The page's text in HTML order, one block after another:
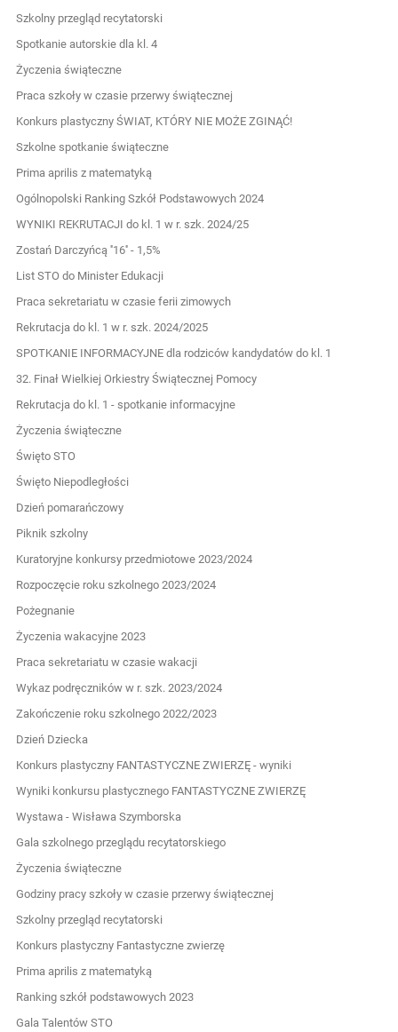
Szkolny przegląd recytatorski
Spotkanie autorskie dla kl. 4
Życzenia świąteczne
Praca szkoły w czasie przerwy świątecznej
Konkurs plastyczny ŚWIAT, KTÓRY NIE MOŻE ZGINĄĆ!
Szkolne spotkanie świąteczne
Prima aprilis z matematyką
Ogólnopolski Ranking Szkół Podstawowych 2024
WYNIKI REKRUTACJI do kl. 1 w r. szk. 2024/25
Zostań Darczyńcą ''16'' - 1,5%
List STO do Minister Edukacji
Praca sekretariatu w czasie ferii zimowych
Rekrutacja do kl. 1 w r. szk. 2024/2025
SPOTKANIE INFORMACYJNE dla rodziców kandydatów do kl. 1
32. Finał Wielkiej Orkiestry Świątecznej Pomocy
Rekrutacja do kl. 1 - spotkanie informacyjne
Życzenia świąteczne
Święto STO
Święto Niepodległości
Dzień pomarańczowy
Piknik szkolny
Kuratoryjne konkursy przedmiotowe 2023/2024
Rozpoczęcie roku szkolnego 2023/2024
Pożegnanie
Życzenia wakacyjne 2023
Praca sekretariatu w czasie wakacji
Wykaz podręczników w r. szk. 2023/2024
Zakończenie roku szkolnego 2022/2023
Dzień Dziecka
Konkurs plastyczny FANTASTYCZNE ZWIERZĘ - wyniki
Wyniki konkursu plastycznego FANTASTYCZNE ZWIERZĘ
Wystawa - Wisława Szymborska
Gala szkolnego przeglądu recytatorskiego
Życzenia świąteczne
Godziny pracy szkoły w czasie przerwy świątecznej
Szkolny przegląd recytatorski
Konkurs plastyczny Fantastyczne zwierzę
Prima aprilis z matematyką
Ranking szkół podstawowych 2023
Gala Talentów STO